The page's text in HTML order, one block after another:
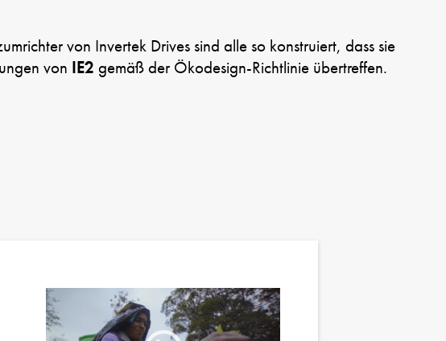
von Invertek Drives sind alle so konstruiert, dass sie
von IE2 gemäß der Ökodesign-Richtlinie übertreffen.